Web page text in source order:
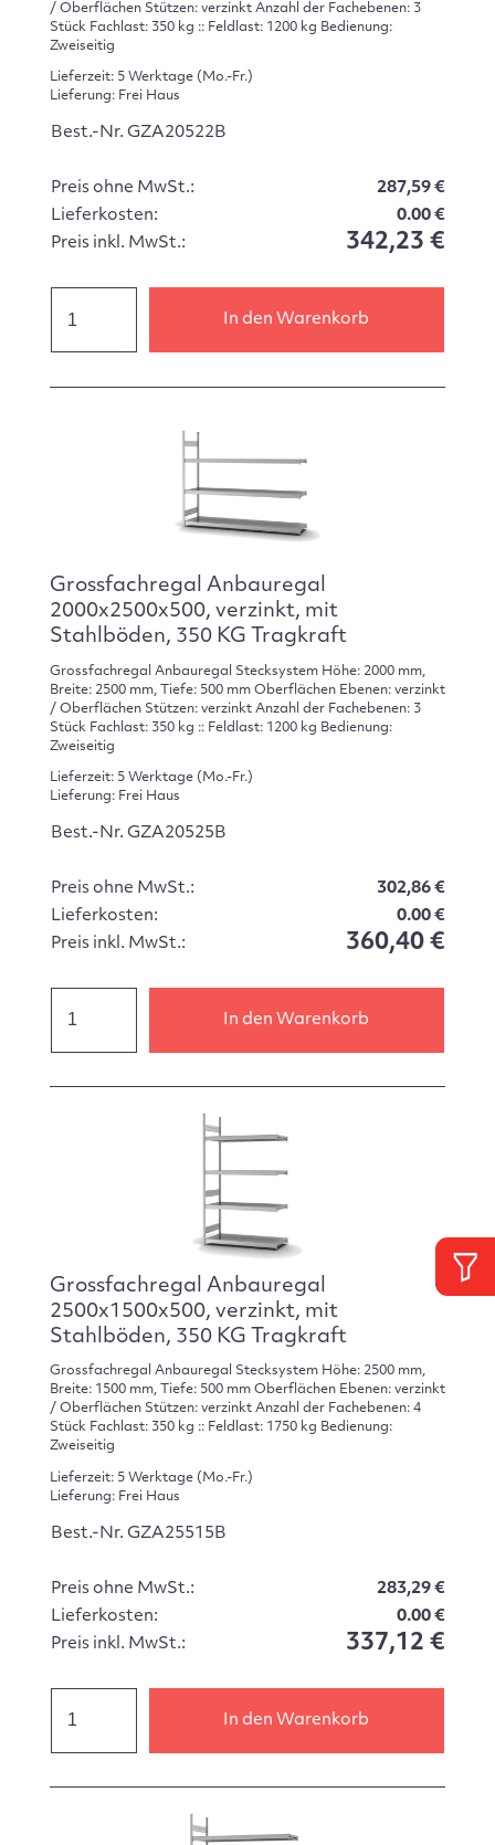
/ Oberflächen Stützen: verzinkt Anzahl der Fachebenen: 3
Stück Fachlast: 350 kg :: Feldlast: 1200 kg Bedienung:
Zweiseitig
Lieferzeit: 5 Werktage (Mo.-Fr.)
Lieferung: Frei Haus
Best.-Nr. GZA20522B
Preis ohne MwSt.:
287,59 €
Lieferkosten:
0.00 €
Preis inkl. MwSt.:
342,23 €
In den Warenkorb
Grossfachregal Anbauregal
2000x2500x500, verzinkt, mit
Stahlböden, 350 KG Tragkraft
Grossfachregal Anbauregal Stecksystem Höhe: 2000 mm,
Breite: 2500 mm, Tiefe: 500 mm Oberflächen Ebenen: verzinkt
/ Oberflächen Stützen: verzinkt Anzahl der Fachebenen: 3
Stück Fachlast: 350 kg :: Feldlast: 1200 kg Bedienung:
Zweiseitig
Lieferzeit: 5 Werktage (Mo.-Fr.)
Lieferung: Frei Haus
Best.-Nr. GZA20525B
Preis ohne MwSt.:
302,86 €
Lieferkosten:
0.00 €
Preis inkl. MwSt.:
360,40 €
In den Warenkorb
Grossfachregal Anbauregal
2500x1500x500, verzinkt, mit
Stahlböden, 350 KG Tragkraft
Grossfachregal Anbauregal Stecksystem Höhe: 2500 mm,
Breite: 1500 mm, Tiefe: 500 mm Oberflächen Ebenen: verzinkt
/ Oberflächen Stützen: verzinkt Anzahl der Fachebenen: 4
Stück Fachlast: 350 kg :: Feldlast: 1750 kg Bedienung:
Zweiseitig
Lieferzeit: 5 Werktage (Mo.-Fr.)
Lieferung: Frei Haus
Best.-Nr. GZA25515B
Preis ohne MwSt.:
283,29 €
Lieferkosten:
0.00 €
Preis inkl. MwSt.:
337,12 €
In den Warenkorb